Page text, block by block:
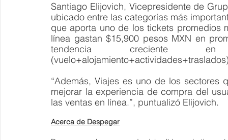
Santiago Elijovich, Vicepresidente de
ubicado entre las categorías más
que aporta uno de los tickets promedios
línea gastan $15,900 pesos MXN en
tendencia creciente
“Además, Viajes es uno de los sectores
mejorar la experiencia de compra del
las ventas en línea.”, puntualizó Elijovich.
Acerca de Despegar